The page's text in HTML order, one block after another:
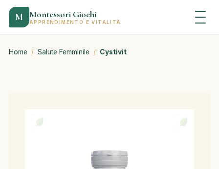
M Montessori Giochi
APPRENDIMENTO E VITALITÀ
Home / Salute Femminile / Cystivit